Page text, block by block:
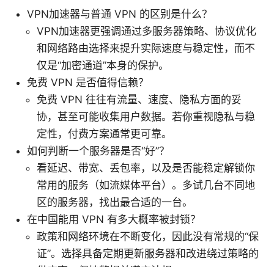
VPN加速器与普通 VPN 的区别是什么？
VPN加速器更强调通过多服务器策略、协议优化
和网络路由选择来提升实际速度与稳定性，而不
仅是“加密通道”本身的保护。
免费 VPN 是否值得信赖？
免费 VPN 往往有流量、速度、隐私方面的妥
协，甚至可能收集用户数据。若你重视隐私与稳
定性，付费方案通常更可靠。
如何判断一个服务器是否“好”？
看延迟、带宽、丢包率，以及是否能稳定解锁你
常用的服务（如流媒体平台）。多试几台不同地
区的服务器，找出最合适的一台。
在中国能用 VPN 有多大概率被封锁？
政策和网络环境在不断变化，因此没有常规的“保
证”。选择具备定期更新服务器和改进绕过策略的